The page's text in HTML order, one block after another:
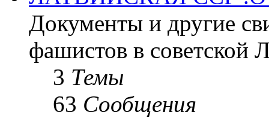
Документы и другие
фашистов в советской
3 Темы
63 Сообщения